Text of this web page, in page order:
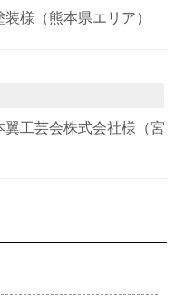
様（熊本県エリア）
工芸会株式会社様（宮